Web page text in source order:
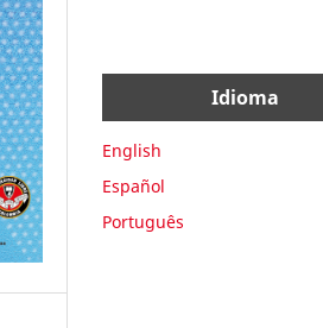
Idioma
English
Español
Português